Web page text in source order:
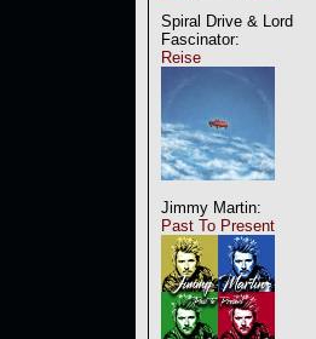
Spiral Drive & Lord
Fascinator:
Reise
Jimmy Martin:
Past To Present